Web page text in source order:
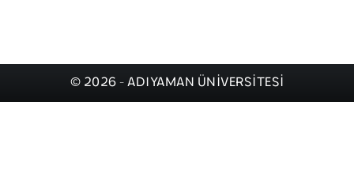
© 2026 - ADIYAMAN ÜNİVERSİTESİ